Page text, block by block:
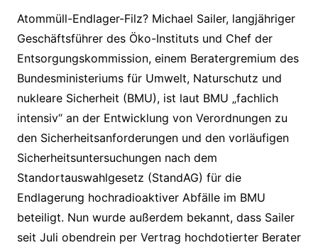
Atommüll-Endlager-Filz? Michael Sailer, langjähriger
Geschäftsführer des Öko-Instituts und Chef der
Entsorgungskommission, einem Beratergremium des
Bundesministeriums für Umwelt, Naturschutz und
nukleare Sicherheit (BMU), ist laut BMU „fachlich
intensiv“ an der Entwicklung von Verordnungen zu
den Sicherheitsanforderungen und den vorläufigen
Sicherheitsuntersuchungen nach dem
Standortauswahlgesetz (StandAG) für die
Endlagerung hochradioaktiver Abfälle im BMU
beteiligt. Nun wurde außerdem bekannt, dass Sailer
seit Juli obendrein per Vertrag hochdotierter Berater